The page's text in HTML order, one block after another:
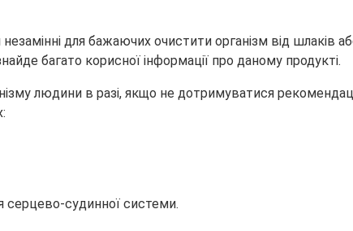
для бажаючих очистити організм від шлаків
багато корисної інформації про даному продукті.
людини в разі, якщо не дотримуватися
серцево-судинної системи.